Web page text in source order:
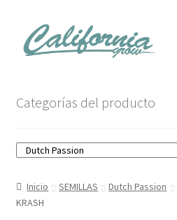
al
contenido
Carrito
Mi cuenta
Categorías del producto
Inicio SEMILLAS Dutch Passion
KRASH